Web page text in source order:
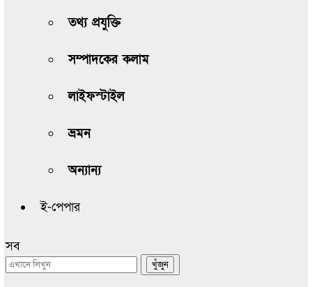
তথ্য প্রযুক্তি
সম্পাদকের কলাম
লাইফস্টাইল
ভ্রমন
অন্যান্য
ই-পেপার
সব